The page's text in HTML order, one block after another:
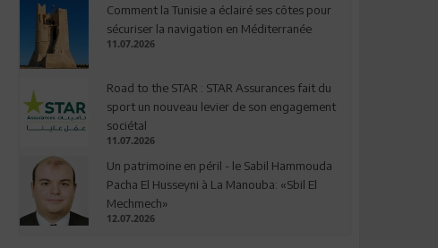
Comment la Tunisie a éclairé ses côtes pour
sécuriser la navigation en Méditerranée
11.07.2026
Road to the STAR : STAR Assurances fait du
sport un nouveau levier de son engagement
sociétal
11.07.2026
Un patrimoine en péril - le Sabil Hammouda
Pacha El Husseyni à La Manouba: «Sbil El
Mechmech»
12.07.2026